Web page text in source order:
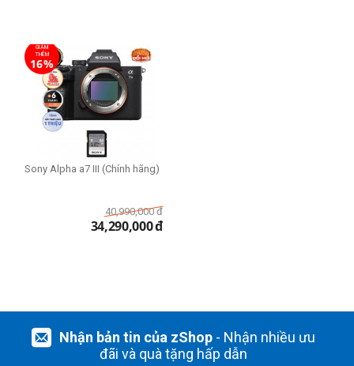
GIẢM
THÊM
16%
Sony Alpha a7 III (Chính hãng)
40,990,000 đ
34,290,000đ
Nhận bản tin của zShop- Nhận nhiều ưu
đãi và quà tặng hấp dẫn